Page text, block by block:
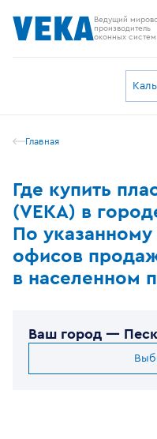
Ведущий
производитель
оконных систем
Главная
Где купить
(VEKA) в
По
офисов
в населенном
Ваш город —